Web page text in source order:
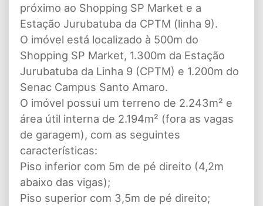
próximo ao Shopping SP Market e a
Estação Jurubatuba da CPTM (linha 9).
O imóvel está localizado à 500m do
Shopping SP Market, 1.300m da Estação
Jurubatuba da Linha 9 (CPTM) e 1.200m do
Senac Campus Santo Amaro.
O imóvel possui um terreno de 2.243m² e
área útil interna de 2.194m² (fora as vagas
de garagem), com as seguintes
características:
Piso inferior com 5m de pé direito (4,2m
abaixo das vigas);
Piso superior com 3,5m de pé direito;